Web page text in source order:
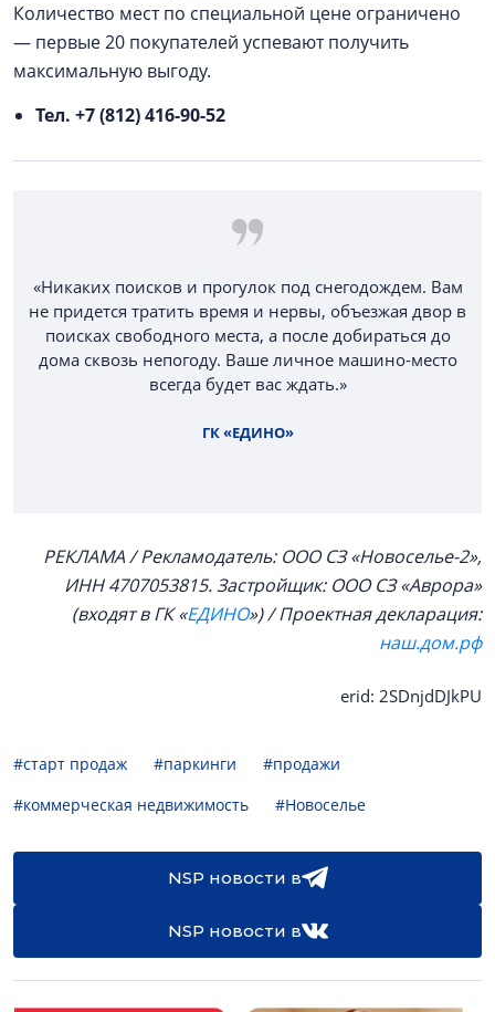
Количество мест по специальной цене ограничено
— первые 20 покупателей успевают получить
максимальную выгоду.
Тел. +7 (812) 416-90-52
«Никаких поисков и прогулок под снегодождем. Вам
не придется тратить время и нервы, объезжая двор в
поисках свободного места, а после добираться до
дома сквозь непогоду. Ваше личное машино-место
всегда будет вас ждать.»
ГК «ЕДИНО»
РЕКЛАМА / Рекламодатель: ООО СЗ «Новоселье-2»,
ИНН 4707053815. Застройщик: ООО СЗ «Аврора»
(входят в ГК «ЕДИНО») / Проектная декларация:
наш.дом.рф
erid: 2SDnjdDJkPU
#старт продаж #паркинги
#продажи
#коммерческая недвижимость
#Новоселье
NSP новости в
NSP новости в